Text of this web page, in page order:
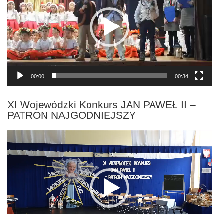
00:00 00:34
XI Wojewódzki Konkurs JAN PAWEŁ II –
PATRON NAJGODNIEJSZY
Odtwarzacz
video